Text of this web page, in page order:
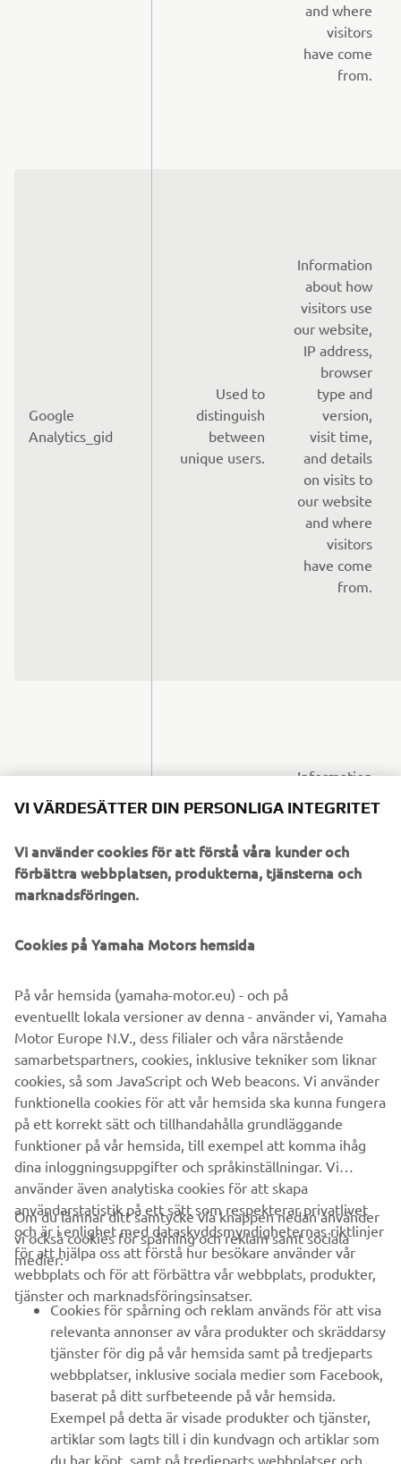
and where
visitors
have come
from.
Google
Analytics_gid
Used to
distinguish
between
unique users.
Information
about how
visitors use
our website,
IP address,
browser
type and
version,
visit time,
and details
on visits to
our website
and where
visitors
have come
from.
Analytics_gat
Used to limit
have to be
servers.
Information
visitors use
IP address,
browser
our website
and where
visitors
have come
from.
FÖRETAG
UTFORSKA YAMAHA
FAQ & SUPPORT
VI VÄRDESÄTTER DIN PERSONLIGA INTEGRITET
Vi använder cookies för att förstå våra kunder och
förbättra webbplatsen, produkterna, tjänsterna och
marknadsföringen.
Cookies på Yamaha Motors hemsida
På vår hemsida (yamaha-motor.eu) - och på
eventuellt lokala versioner av denna - använder vi, Yamaha
Motor Europe N.V., dess filialer och våra närstående
samarbetspartners, cookies, inklusive tekniker som liknar
cookies, så som JavaScript och Web beacons. Vi använder
funktionella cookies för att vår hemsida ska kunna fungera
på ett korrekt sätt och tillhandahålla grundläggande
funktioner på vår hemsida, till exempel att komma ihåg
dina inloggningsuppgifter och språkinställningar. Vi
använder även analytiska cookies för att skapa
användarstatistik på ett sätt som respekterar privatlivet
och är i enlighet med dataskyddsmyndigheternas riktlinjer
för att hjälpa oss att förstå hur besökare använder vår
webbplats och för att förbättra vår webbplats, produkter,
tjänster och marknadsföringsinsatser.
Om du lämnar ditt samtycke via knappen nedan använder
vi också cookies för spårning och reklam samt sociala
medier:
Cookies för spårning och reklam används för att visa
relevanta annonser av våra produkter och skräddarsy
tjänster för dig på vår hemsida samt på tredjeparts
webbplatser, inklusive sociala medier som Facebook,
baserat på ditt surfbeteende på vår hemsida.
Exempel på detta är visade produkter och tjänster,
artiklar som lagts till i din kundvagn och artiklar som
du har köpt, samt på tredjeparts webbplatser och